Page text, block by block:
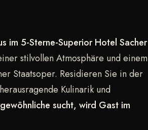
im 5-Sterne-Superior Hotel Sacher
stilvollen Atmosphäre und einem
Staatsoper. Residieren Sie in der
Kulinarik und
sucht, wird Gast im